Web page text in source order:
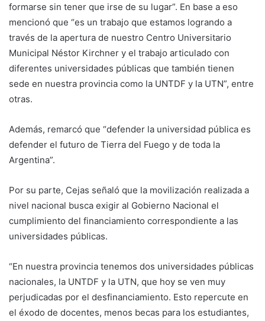
formarse sin tener que irse de su lugar”. En base a eso
mencionó que “es un trabajo que estamos logrando a
través de la apertura de nuestro Centro Universitario
Municipal Néstor Kirchner y el trabajo articulado con
diferentes universidades públicas que también tienen
sede en nuestra provincia como la UNTDF y la UTN”, entre
otras.
Además, remarcó que “defender la universidad pública es
defender el futuro de Tierra del Fuego y de toda la
Argentina”.
Por su parte, Cejas señaló que la movilización realizada a
nivel nacional busca exigir al Gobierno Nacional el
cumplimiento del financiamiento correspondiente a las
universidades públicas.
“En nuestra provincia tenemos dos universidades públicas
nacionales, la UNTDF y la UTN, que hoy se ven muy
perjudicadas por el desfinanciamiento. Esto repercute en
el éxodo de docentes, menos becas para los estudiantes,